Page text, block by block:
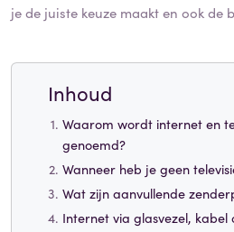
je de juiste keuze maakt en ook de
Inhoud
Waarom wordt internet en
genoemd?
Wanneer heb je geen
Wat zijn aanvullende
Internet via glasvezel, kabel